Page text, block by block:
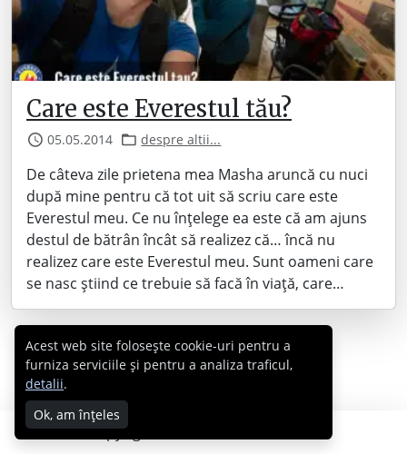
Care este Everestul tău?
05.05.2014 despre altii...
De câteva zile prietena mea Masha aruncă cu nuci
după mine pentru că tot uit să scriu care este
Everestul meu. Ce nu înțelege ea este că am ajuns
destul de bătrân încât să realizez că… încă nu
realizez care este Everestul meu. Sunt oameni care
se nasc știind ce trebuie să facă în viață, care…
Copyright © 2007 - 2026 Cabral.ro
Acest web site folosește cookie-uri pentru a
furniza serviciile și pentru a analiza traficul,
detalii.
Ok, am înțeles